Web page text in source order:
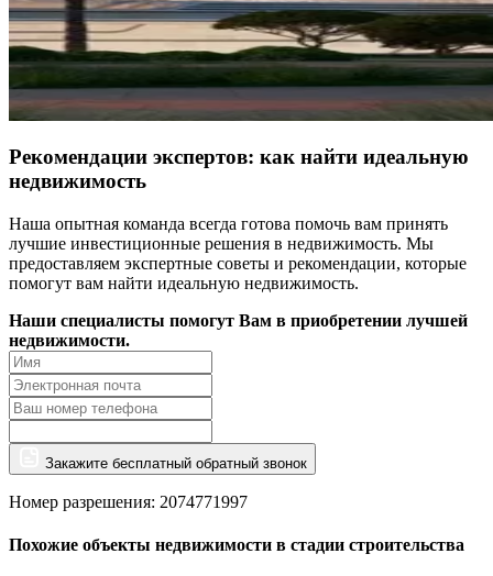
Рекомендации экспертов: как найти идеальную
недвижимость
Наша опытная команда всегда готова помочь вам принять
лучшие инвестиционные решения в недвижимость. Мы
предоставляем экспертные советы и рекомендации, которые
помогут вам найти идеальную недвижимость.
Наши специалисты помогут Вам в приобретении лучшей
недвижимости.
Закажите бесплатный обратный звонок
Номер разрешения: 2074771997
Похожие объекты недвижимости в стадии строительства